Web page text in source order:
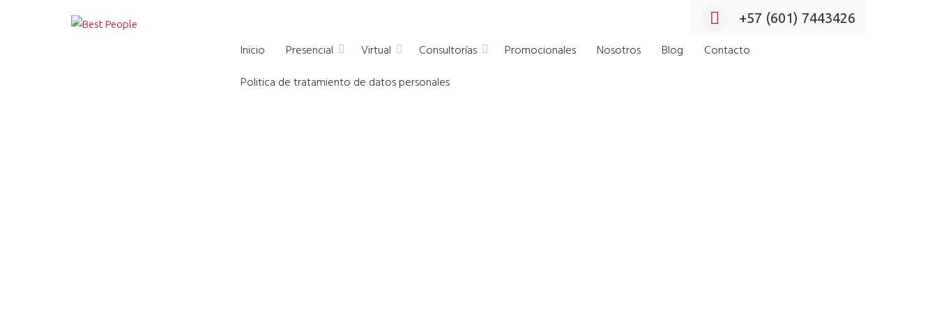
+57 (601) 7443426
Inicio Presencial Virtual Consultorías Promocionales Nosotros Blog
Contacto
Politica de tratamiento de datos personales